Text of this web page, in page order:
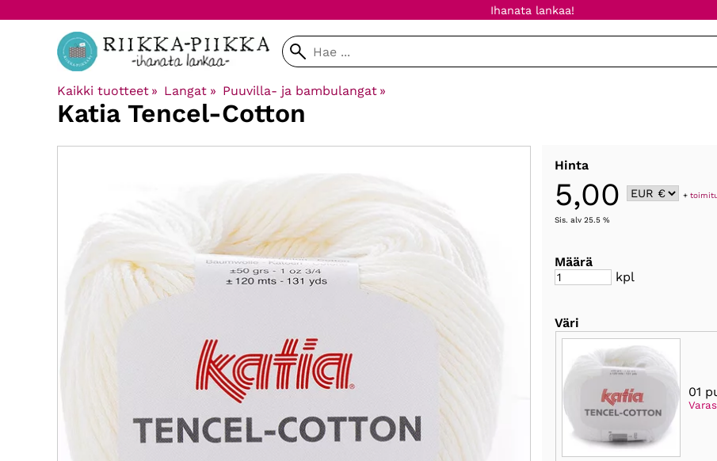
Ihanata lankaa!
Kaikki tuotteet ‪» Langat ‪» Puuvilla- ja bambulangat ‪»
Katia Tencel-Cotton
Hinta
5,00 +
Sis. alv 25.5 %
Määrä
kpl
Väri
01